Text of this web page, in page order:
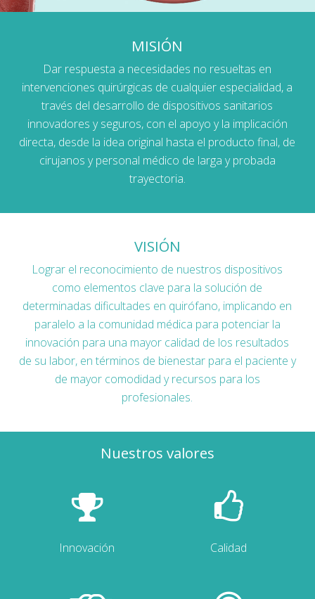
MISIÓN
Dar respuesta a necesidades no resueltas en
intervenciones quirúrgicas de cualquier especialidad, a
través del desarrollo de dispositivos sanitarios
innovadores y seguros, con el apoyo y la implicación
directa, desde la idea original hasta el producto final, de
cirujanos y personal médico de larga y probada
trayectoria.
VISIÓN
Lograr el reconocimiento de nuestros dispositivos
como elementos clave para la solución de
determinadas dificultades en quirófano, implicando en
paralelo a la comunidad médica para potenciar la
innovación para una mayor calidad de los resultados
de su labor, en términos de bienestar para el paciente y
de mayor comodidad y recursos para los
profesionales.
Nuestros valores
Innovación Calidad